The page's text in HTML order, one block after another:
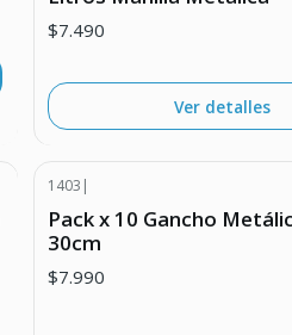
$7.490
Ver detalles
1403 |
Pack x 10 Gancho
30cm
$7.990